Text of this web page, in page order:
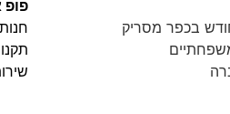
בכפר מסריק
פופ